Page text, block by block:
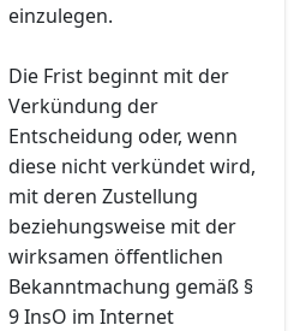
einzulegen.
Die Frist beginnt mit der
Verkündung der
Entscheidung oder, wenn
diese nicht verkündet wird,
mit deren Zustellung
beziehungsweise mit der
wirksamen öffentlichen
Bekanntmachung gemäß §
9 InsO im Internet